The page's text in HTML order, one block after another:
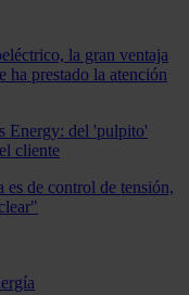
la gran ventaja
ha prestado la atención
Energy: del 'pulpito'
cliente
de control de tensión,